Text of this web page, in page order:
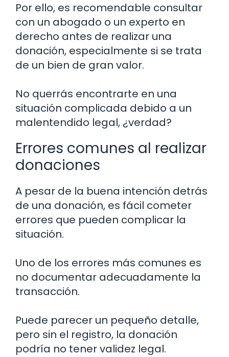
Por ello, es recomendable consultar
con un abogado o un experto en
derecho antes de realizar una
donación, especialmente si se trata
de un bien de gran valor.
No querrás encontrarte en una
situación complicada debido a un
malentendido legal, ¿verdad?
Errores comunes al realizar
donaciones
A pesar de la buena intención detrás
de una donación, es fácil cometer
errores que pueden complicar la
situación.
Uno de los errores más comunes es
no documentar adecuadamente la
transacción.
Puede parecer un pequeño detalle,
pero sin el registro, la donación
podría no tener validez legal.